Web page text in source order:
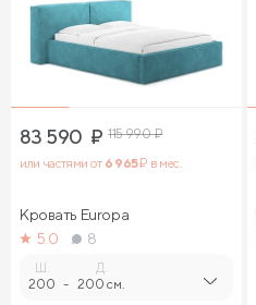
83 590 ₽ 115 990₽
или частями от 6 965₽ в мес.
Кровать Europa
5.0
8
200 -
Д.
200 см.